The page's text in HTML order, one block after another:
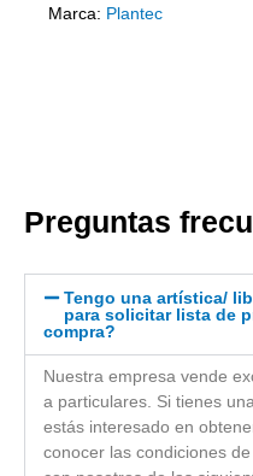
Marca: Plantec
Preguntas
Tengo una artística/
para solicitar lista de
compra?
Nuestra empresa vende
a particulares. Si tienes
estás interesado en
conocer las condiciones